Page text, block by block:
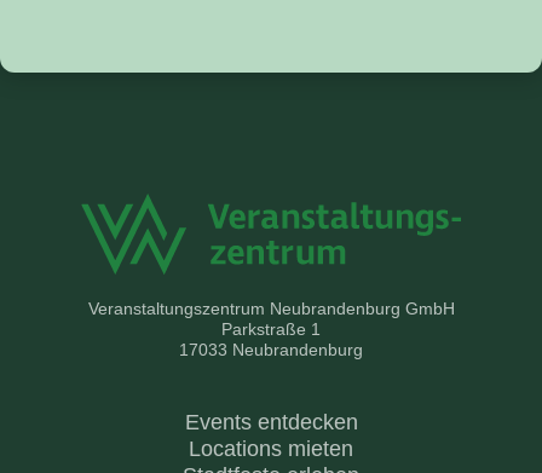
Veranstaltungszentrum Neubrandenburg GmbH
Parkstraße 1
17033 Neubrandenburg
Events entdecken
Locations mieten